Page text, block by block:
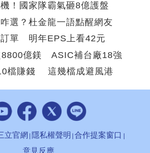
！國家隊霸氣砸8億護盤
選？杜金龍一語點醒網友
訂單 明年EPS上看42元
8800億鎂 ASIC補台廠18強
檔賺錢 這幾檔成避風港
立官網 隱私權聲明 合作提案窗口
意見反應